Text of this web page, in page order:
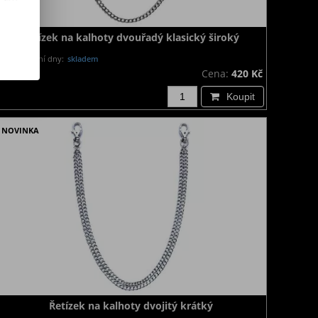
Řetízek na kalhoty dvouřadý klasický široký
Dodání dny: skladem
Cena: 420 Kč
Koupit
NOVINKA
Řetízek na kalhoty dvojitý krátký